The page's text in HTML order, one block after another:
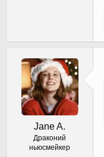
Jane A.
Драконий
ньюсмейкер